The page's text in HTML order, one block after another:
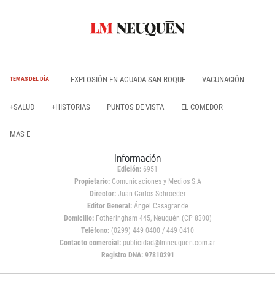
TEMAS DEL DÍA EXPLOSIÓN EN AGUADA SAN ROQUE VACUNACIÓN
+SALUD +HISTORIAS PUNTOS DE VISTA EL COMEDOR
MAS E
Información
Edición: 6951
Propietario:Comunicaciones y Medios S.A
Director: Juan Carlos Schroeder
Editor General:Ángel Casagrande
Domicilio:Fotheringham 445, Neuquén (CP 8300)
Teléfono: (0299) 449 0400 / 449 0410
Contacto comercial: publicidad@lmneuquen.com.ar
Registro DNA: 97810291